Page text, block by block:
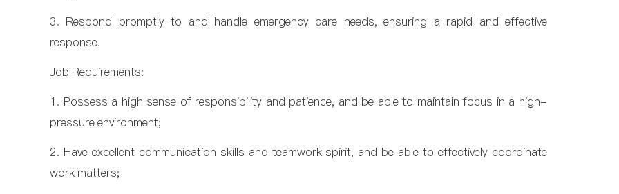
3. Respond promptly to and handle emergency care needs, ensuring a rapid and effective
response.
Job Requirements:
1. Possess a high sense of responsibility and patience, and be able to maintain focus in a high-
pressure environment;
2. Have excellent communication skills and teamwork spirit, and be able to effectively coordinate
work matters;